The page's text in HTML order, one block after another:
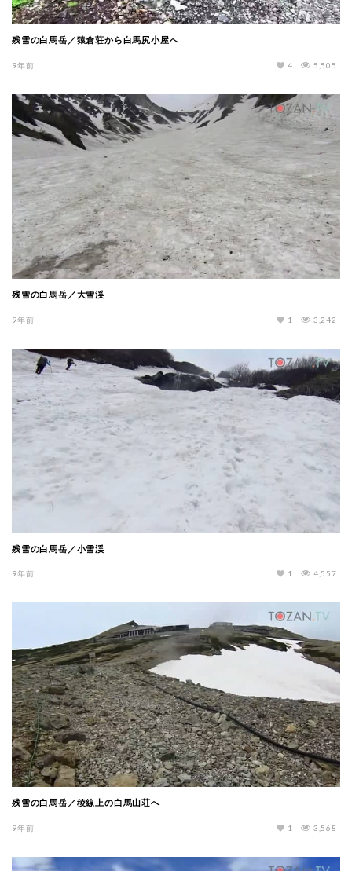
残雪の白馬岳／猿倉荘から白馬尻小屋へ
9年前 5,505
4
残雪の白馬岳／大雪渓
9年前 3,242
1
残雪の白馬岳／小雪渓
9年前 4,557
1
残雪の白馬岳／稜線上の白馬山荘へ
9年前 3,568
1